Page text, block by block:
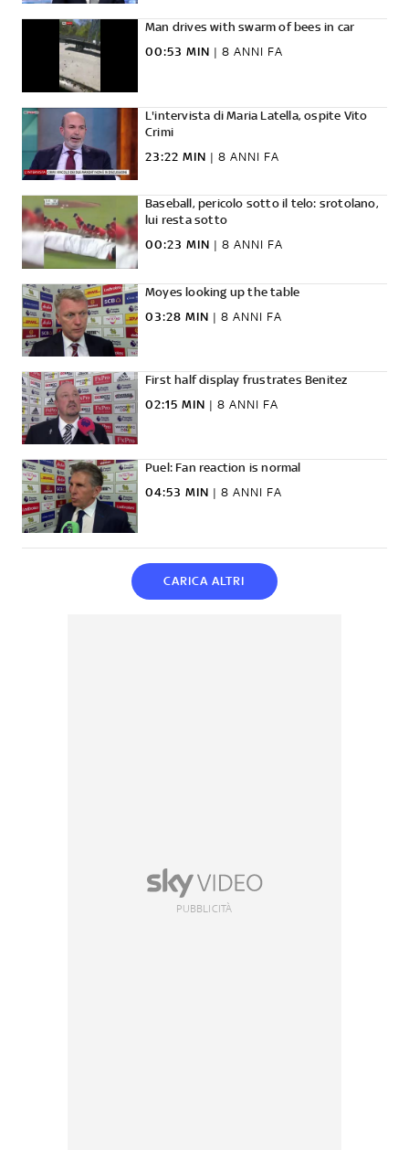
Man drives with swarm of bees in car
00:53 MIN | 8 ANNI FA
L'intervista di Maria Latella, ospite Vito
Crimi
23:22 MIN | 8 ANNI FA
Baseball, pericolo sotto il telo: srotolano,
lui resta sotto
00:23 MIN | 8 ANNI FA
Moyes looking up the table
03:28 MIN | 8 ANNI FA
First half display frustrates Benitez
02:15 MIN | 8 ANNI FA
Puel: Fan reaction is normal
04:53 MIN | 8 ANNI FA
CARICA ALTRI
PUBBLICITÀ